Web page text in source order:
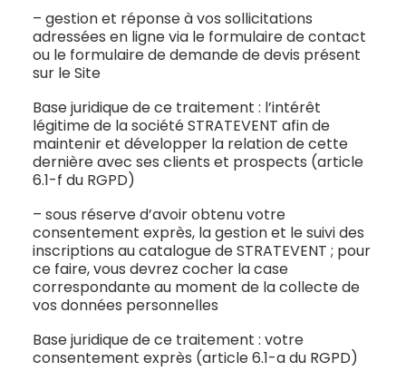
– gestion et réponse à vos sollicitations
adressées en ligne via le formulaire de contact
ou le formulaire de demande de devis présent
sur le Site
Base juridique de ce traitement : l’intérêt
légitime de la société STRATEVENT afin de
maintenir et développer la relation de cette
dernière avec ses clients et prospects (article
6.1-f du RGPD)
– sous réserve d’avoir obtenu votre
consentement exprès, la gestion et le suivi des
inscriptions au catalogue de STRATEVENT ; pour
ce faire, vous devrez cocher la case
correspondante au moment de la collecte de
vos données personnelles
Base juridique de ce traitement : votre
consentement exprès (article 6.1-a du RGPD)